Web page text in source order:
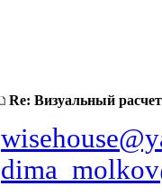
Re: Визуальный